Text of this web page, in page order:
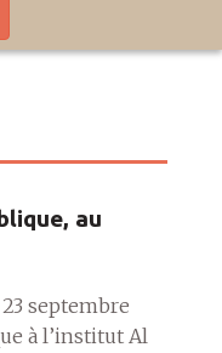
au
septembre
à l’institut Al